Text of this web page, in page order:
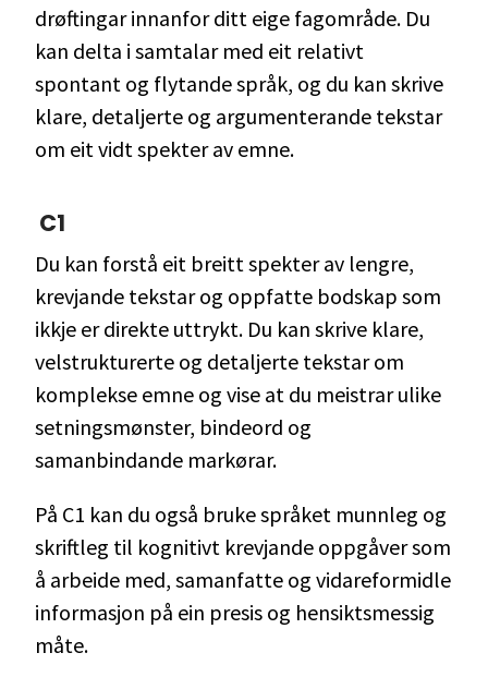
drøftingar innanfor ditt eige fagområde. Du
kan delta i samtalar med eit relativt
spontant og flytande språk, og du kan skrive
klare, detaljerte og argumenterande tekstar
om eit vidt spekter av emne.
C1
Du kan forstå eit breitt spekter av lengre,
krevjande tekstar og oppfatte bodskap som
ikkje er direkte uttrykt. Du kan skrive klare,
velstrukturerte og detaljerte tekstar om
komplekse emne og vise at du meistrar ulike
setningsmønster, bindeord og
samanbindande markørar.
På C1 kan du også bruke språket munnleg og
skriftleg til kognitivt krevjande oppgåver som
å arbeide med, samanfatte og vidareformidle
informasjon på ein presis og hensiktsmessig
måte.